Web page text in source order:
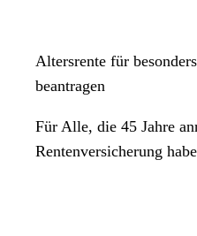
Altersrente für
beantragen
Für Alle, die 45 Jahre
Rentenversicherung